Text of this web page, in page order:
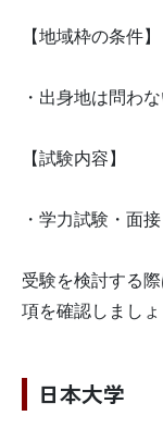
【地域枠の条件】
・出身地は問わ
【試験内容】
・学力試験・面接
受験を検討する
項を確認しましょ
日本大学